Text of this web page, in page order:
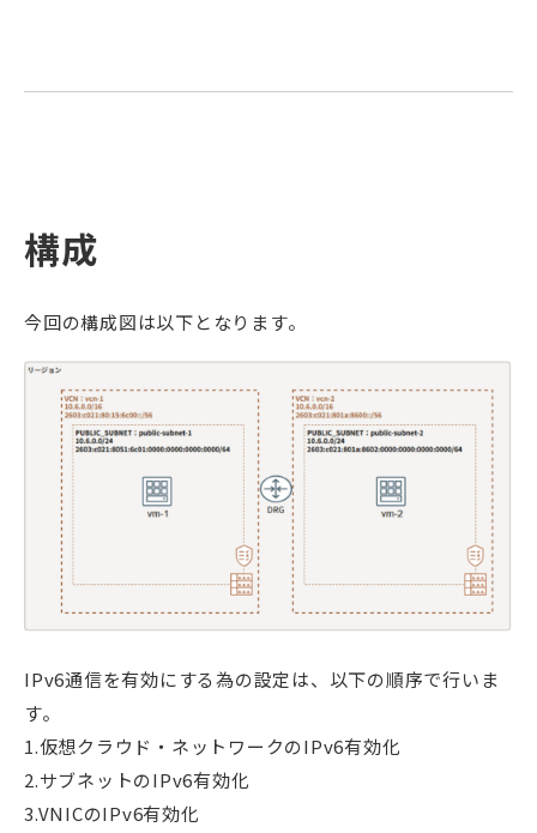
構成
今回の構成図は以下となります。
IPv6通信を有効にする為の設定は、以下の順序で行いま
す。
1.仮想クラウド・ネットワークのIPv6有効化
2.サブネットのIPv6有効化
3.VNICのIPv6有効化